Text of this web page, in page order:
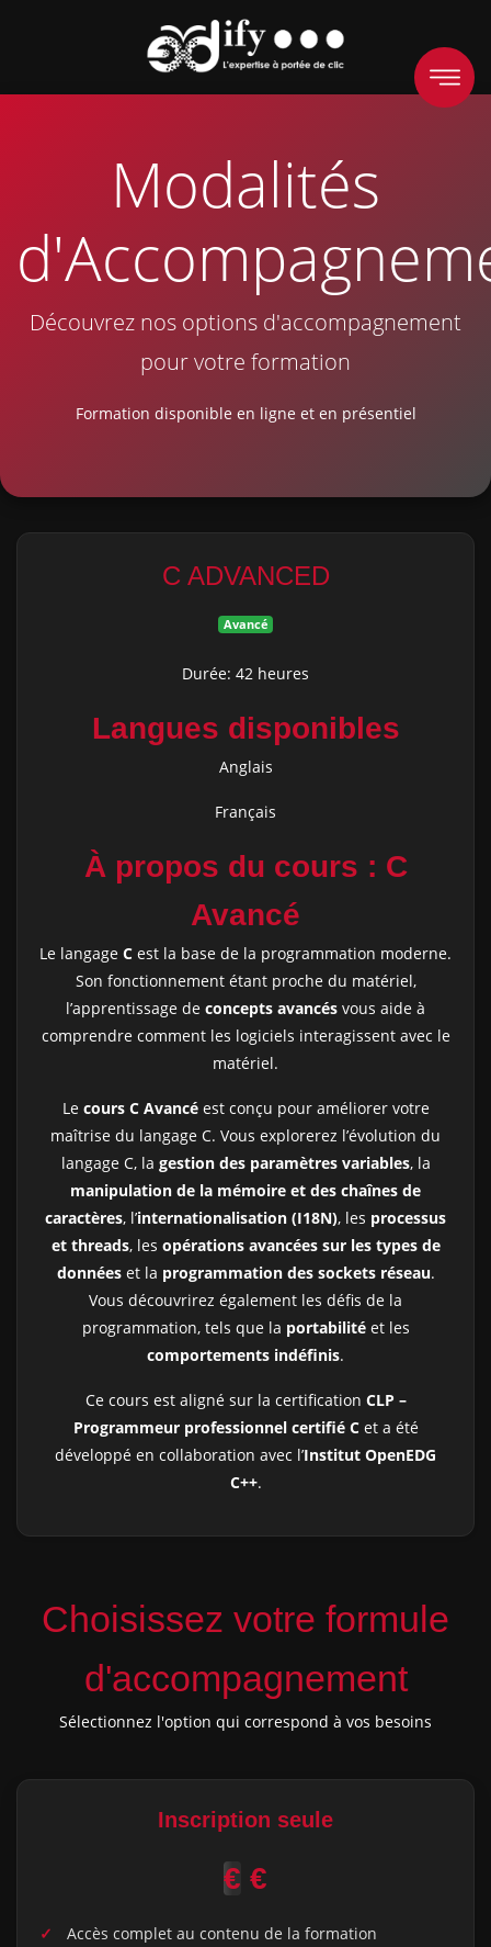
Modalités
Découvrez nos options d'accompagnement
pour votre formation
Formation disponible en ligne et en présentiel
C ADVANCED
Avancé
Durée: 42 heures
Langues disponibles
Anglais
Français
À propos du cours : C
Avancé
Le langage C est la base de la programmation moderne.
Son fonctionnement étant proche du matériel,
l’apprentissage de concepts avancés vous aide à
comprendre comment les logiciels interagissent avec le
matériel.
Le cours C Avancéest conçu pour améliorer votre
maîtrise du langage C. Vous explorerez l’évolution du
langage C, la gestion des paramètres variables, la
manipulation de la mémoire et des chaînes de
caractères, l’internationalisation (I18N), les processus
et threads, les opérations avancées sur les types de
donnéeset la programmation des sockets réseau.
Vous découvrirez également les défis de la
programmation, tels que la portabilitéet les
comportements indéfinis.
Ce cours est aligné sur la certification CLP –
Programmeur professionnel certifié Cet a été
développé en collaboration avec l’Institut OpenEDG
C++.
Choisissez votre formule
d'accompagnement
Sélectionnez l'option qui correspond à vos besoins
Inscription seule
€ €
Accès complet au contenu de la formation